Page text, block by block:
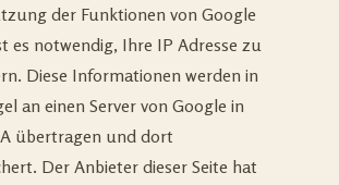
der Funktionen von Google
es notwendig, Ihre IP Adresse zu
Diese Informationen werden in
an einen Server von Google in
übertragen und dort
Der Anbieter dieser Seite hat